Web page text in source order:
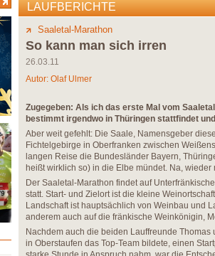
LAUFBERICHTE
Saaletal-Marathon
So kann man sich irren
26.03.11
Autor: Olaf Ulmer
Zugegeben: Als ich das erste Mal vom
bestimmt irgendwo in Thüringen stattfindet
Aber weit gefehlt: Die Saale, Namensgeber
Fichtelgebirge in Oberfranken zwischen
langen Reise die Bundesländer Bayern,
heißt wirklich so) in die Elbe mündet. Na,
Der Saaletal-Marathon findet auf
statt. Start- und Zielort ist die kleine
Landschaft ist hauptsächlich von Weinbau und
anderem auch auf die fränkische Weinkönigin,
Nachdem auch die beiden Lauffreunde
in Oberstaufen das Top-Team bildete, einen